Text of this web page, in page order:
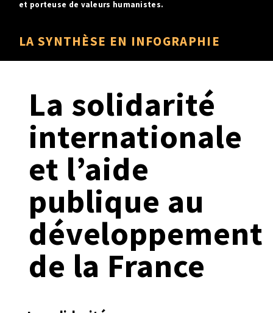
et porteuse de valeurs humanistes.
LA SYNTHÈSE EN INFOGRAPHIE
La solidarité
internationale
et l’aide
publique au
développement
de la France